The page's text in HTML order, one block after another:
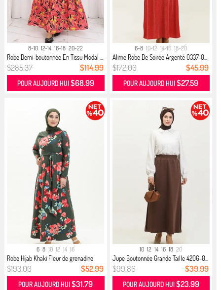
8-10 12-14 16-18 20-22
Robe Demi-boutonnée En Tissu Modal ...
$285.37 $114.99
POUR AUJOURD HUI $68.99
6-8 10-12 14-16 18-20
Alime Robe De Soirée Argenté 0337-0...
$172.00 $45.99
POUR AUJOURD HUI$27.59
6 8 10 12 14 16
Robe Hijab Khaki Fleur de grenadine
$193.00 $52.99
POUR AUJOURD HUI$31.79
10 12 14 16 18 20
Jupe Boutonnée Grande Taille 4206-0...
$99.86 $39.99
POUR AUJOURD HUI $23.99